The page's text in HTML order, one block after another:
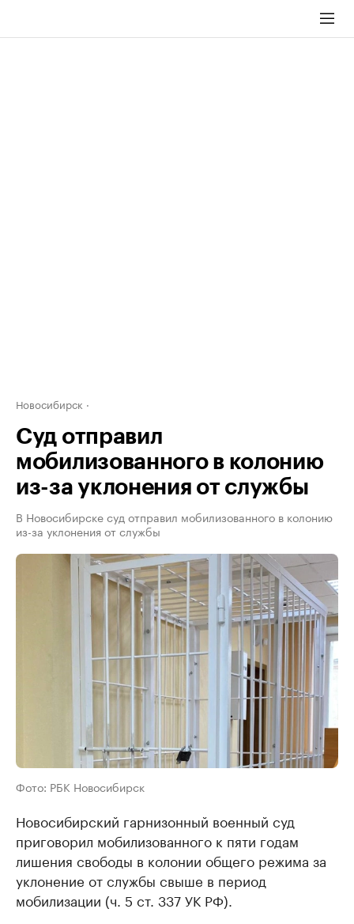
Новосибирск
Суд отправил
мобилизованного в колонию
из-за уклонения от службы
В Новосибирске суд отправил мобилизованного в колонию
из-за уклонения от службы
Фото: РБК Новосибирск
Новосибирский гарнизонный военный суд
приговорил мобилизованного к пяти годам
лишения свободы в колонии общего режима за
уклонение от службы свыше в период
мобилизации (ч. 5 ст. 337 УК РФ).